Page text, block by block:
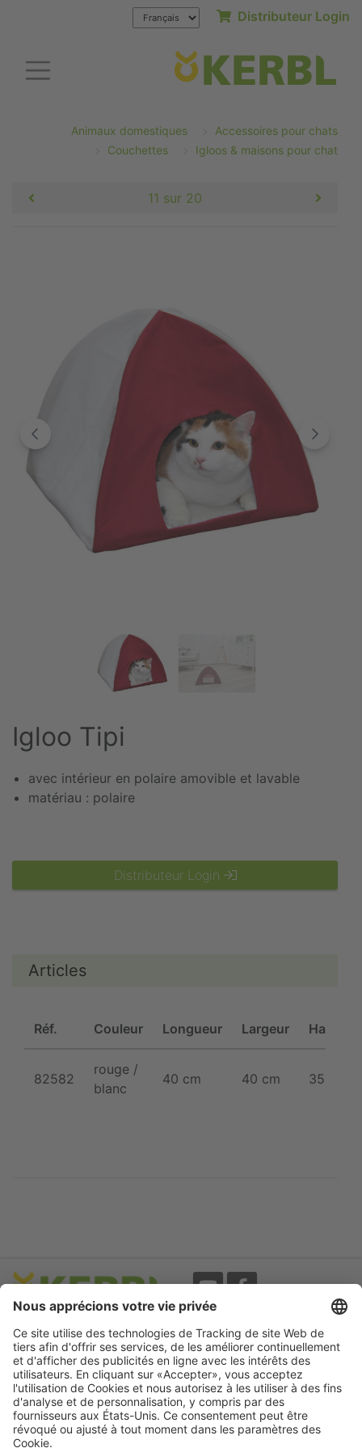
Distributeur Login
Animaux domestiques
Accessoires pour chats
Couchettes
Igloos & maisons pour chat
11 sur 20
Igloo Tipi
avec intérieur en polaire amovible et lavable
matériau : polaire
Distributeur Login
Articles
Réf. Couleur Longueur Largeur Hauteur
82582
rouge /
blanc
40 cm 40 cm 35 cm
Evènements
Newsletter
Termes d'utilisation
A propos
Mentions légales
CGV
Protection des données
Garantie
Déclaration